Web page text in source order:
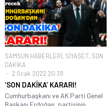
SAMSUN HABERLERİ, SİYASET, SON
DAKİKA
2 Ocak 2022 20:39
‘SON DAKİKA’ KARARI!
Cumhurbaşkanı ve AK Parti Genel
Başkanı Erdoğan, partisinin